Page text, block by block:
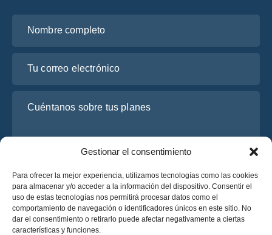
Gestionar el consentimiento
Para ofrecer la mejor experiencia, utilizamos tecnologías como las cookies
para almacenar y/o acceder a la información del dispositivo. Consentir el
uso de estas tecnologías nos permitirá procesar datos como el
comportamiento de navegación o identificadores únicos en este sitio. No
dar el consentimiento o retirarlo puede afectar negativamente a ciertas
características y funciones.
He leído y acepto laPolítica de Privacidadde OsaBus.